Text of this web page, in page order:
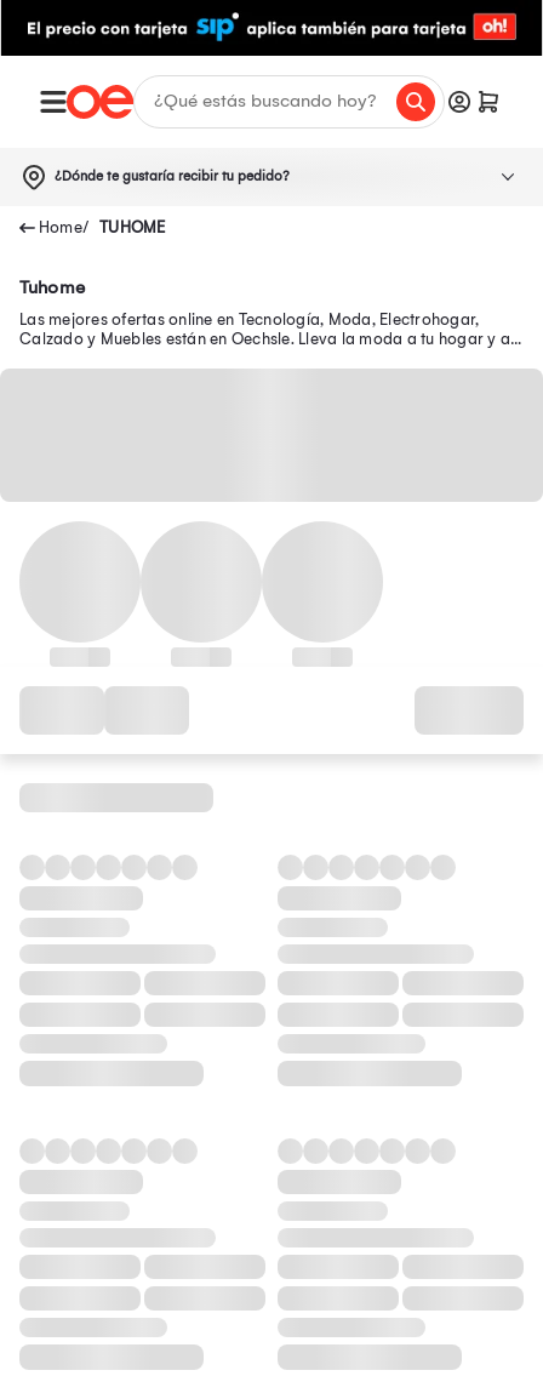
¿Dónde te gustaría recibir tu pedido?
TUHOME
Tuhome
Las mejores ofertas online en Tecnología, Moda, Electrohogar,
Calzado y Muebles están en Oechsle. Lleva la moda a tu hogar y a